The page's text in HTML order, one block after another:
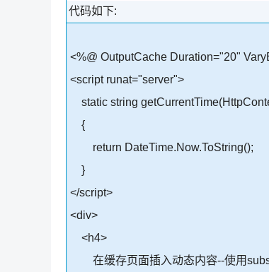
代码如下:
<%@ OutputCache Duration="20"
<script runat="server">
static string
{
return DateTime.Now.ToString();
}
</script>
<div>
<h4>
在缓存页面插入动态内容--使用